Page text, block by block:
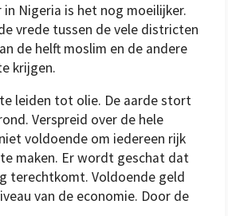
Nigeria is het nog moeilijker.
vrede tussen de vele districten
de helft moslim en de andere
krijgen.
leiden tot olie. De aarde stort
Verspreid over de hele
voldoende om iedereen rijk
maken. Er wordt geschat dat
terechtkomt. Voldoende geld
van de economie. Door de